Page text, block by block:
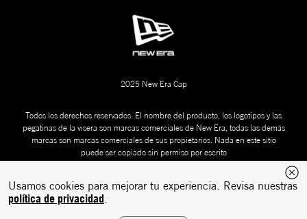
Usamos cookies para mejorar tu experiencia. Revisa nuestras
política de privacidad.
2025 New Era Cap
Todos los derechos reservados. El nombre del producto, los logotipos y las
pegatinas de la visera son marcas comerciales de New Era, todas las demás
marcas son marcas comerciales de sus propietarios. Nada en este sitio
puede ser copiado sin permiso por escrito
Tecnología: